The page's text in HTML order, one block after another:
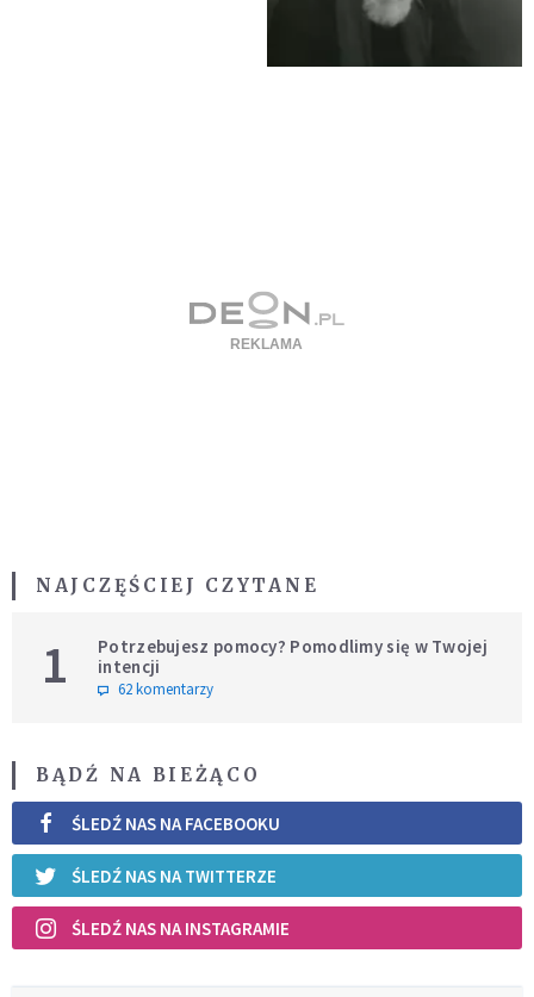
NAJCZĘŚCIEJ CZYTANE
1
Potrzebujesz pomocy? Pomodlimy się w Twojej
intencji
62 komentarzy
BĄDŹ NA BIEŻĄCO
ŚLEDŹ NAS NA FACEBOOKU
ŚLEDŹ NAS NA TWITTERZE
ŚLEDŹ NAS NA INSTAGRAMIE